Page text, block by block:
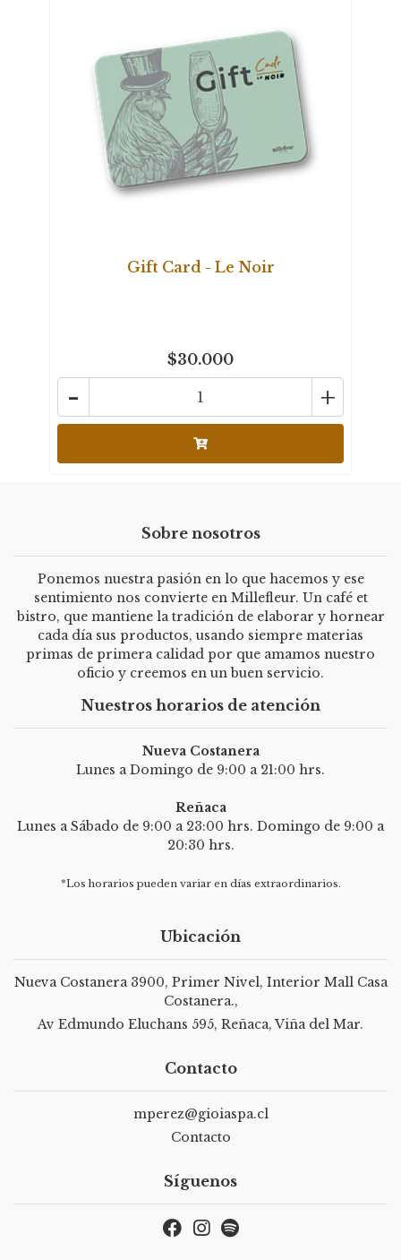
Gift Card - Le Noir
$30.000
+
-
Sobre nosotros
Ponemos nuestra pasión en lo que hacemos y ese
sentimiento nos convierte en Millefleur. Un café et
bistro, que mantiene la tradición de elaborar y hornear
cada día sus productos, usando siempre materias
primas de primera calidad por que amamos nuestro
oficio y creemos en un buen servicio.
Nuestros horarios de atención
Nueva Costanera
Lunes a Domingo de 9:00 a 21:00 hrs.
Reñaca
Lunes a Sábado de 9:00 a 23:00 hrs. Domingo de 9:00 a
20:30 hrs.
*Los horarios pueden variar en días extraordinarios.
Ubicación
Nueva Costanera 3900, Primer Nivel, Interior Mall Casa
Costanera.,
Av Edmundo Eluchans 595, Reñaca, Viña del Mar.
Contacto
mperez@gioiaspa.cl
Contacto
Síguenos